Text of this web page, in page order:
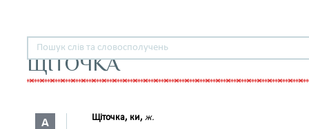
ЩІТОЧКА
А Щіточка, ки, ж.